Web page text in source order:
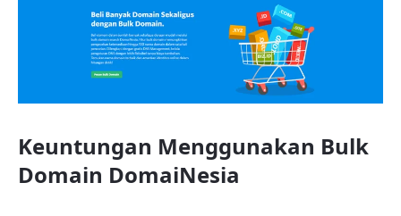
Keuntungan Menggunakan Bulk
Domain DomaiNesia